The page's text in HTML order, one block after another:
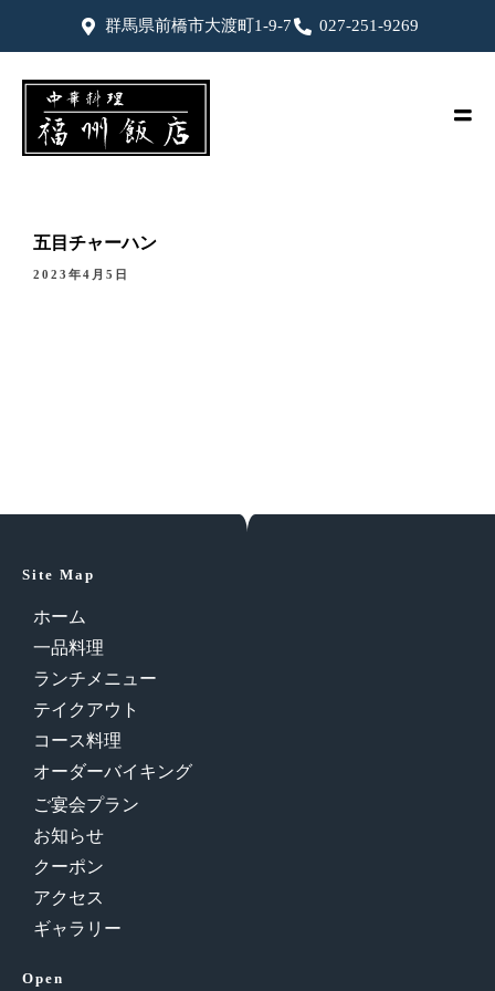
群馬県前橋市大渡町1-9-7 027-251-9269
五目チャーハン
2023年4月5日
Site Map
ホーム
一品料理
ランチメニュー
テイクアウト
コース料理
オーダーバイキング
ご宴会プラン
お知らせ
クーポン
アクセス
ギャラリー
Open